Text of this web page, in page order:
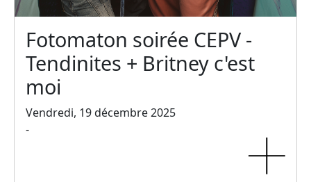
Fotomaton soirée CEPV -
Tendinites + Britney c'est
moi
Vendredi, 19 décembre 2025
-